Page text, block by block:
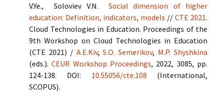
V.Ye., Soloviev V.N. Social dimension of higher
education: Definition, indicators, models // CTE 2021.
Cloud Technologies in Education. Proceedings of the
9th Workshop on Cloud Technologies in Education
(CTE 2021) / A.E.Kiv,S.O. Semerikov, M.P. Shyshkina
(eds.).CEUR Workshop Proceedings, 2022, 3085, pp.
124-138. DOI: 10.55056/cte.108 (International,
SCOPUS).